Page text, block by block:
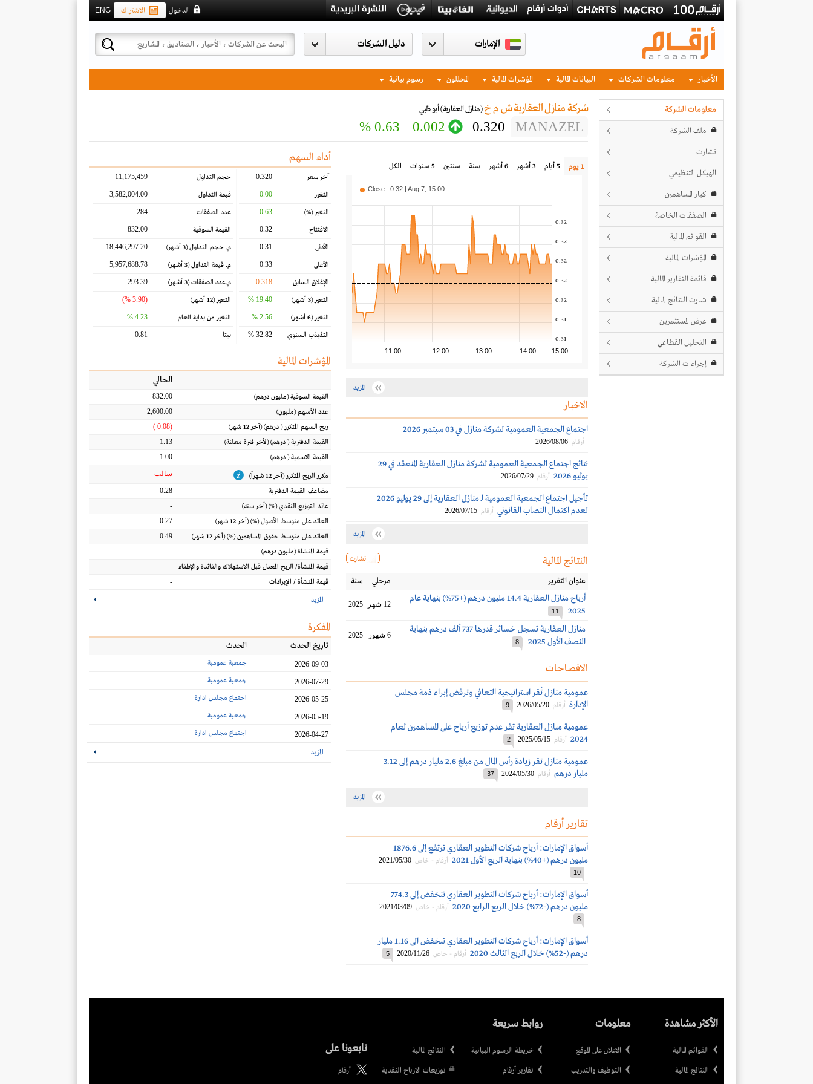
ENG الاشتراك الدخول
الإمارات
الأخبار معلومات الشركات البيانات المالية المؤشرات المالية المحللون رسوم بيانية
معلومات الشركة
ملف الشركة
تشارت
الهيكل التنظيمي
كبار المساهمين
الصفقات الخاصة
القوائم المالية
المؤشرات المالية
قائمة التقارير المالية
شارت النتائج المالية
عرض المستثمرين
التحليل القطاعي
إجراءات الشركة
شركة منازل العقارية ش م خ(منازل العقارية)أبو ظبي
MANAZEL
0.320
0.002
0.63 %
1 يوم 5 أيام 3 أشهر 6 أشهر سنة سنتين 5 سنوات الكل
11:00 12:00 13:00 14:00 15:00
0.31
0.31
0.32
0.32
0.32
0.32
0.32
Close : 0.32 | Aug 7, 15:00
المزيد
الاخبار
اجتماع الجمعية العمومية لشركة منازل في 03 سبتمبر 2026
أرقام 2026/08/06
نتائج اجتماع الجمعية العمومية لشركة منازل العقارية المنعقد في 29
يوليو 2026
أرقام 2026/07/29
تأجيل اجتماع الجمعية العمومية لـ منازل العقارية إلى 29 يوليو 2026
لعدم اكتمال النصاب القانوني أرقام 2026/07/15
المزيد
تشارت النتائج المالية
عنوان التقرير مرحلي سنة
أرباح منازل العقارية 14.4 مليون درهم (+75%) بنهاية عام
2025
11
12 شهر 2025
منازل العقارية تسجل خسائر قدرها 737 ألف درهم بنهاية
النصف الأول 2025
8
6 شهور 2025
الافصاحات
عمومية منازل تُقر استراتيجية التعافي وترفض إبراء ذمة مجلس
الإدارة أرقام 2026/05/20
9
عمومية منازل العقارية تقر عدم توزيع أرباح على المساهمين لعام
2024 أرقام 2025/05/15
2
عمومية منازل تقر زيادة رأس المال من مبلغ 2.6 مليار درهم إلى 3.12
مليار درهم أرقام 2024/05/30
37
المزيد
تقارير أرقام
أسواق الإمارات: أرباح شركات التطوير العقاري ترتفع إلى 1876.6
مليون درهم (+40%) بنهاية الربع الأول 2021
أرقام - خاص 2021/05/30
10
أسواق الإمارات: أرباح شركات التطوير العقاري تنخفض إلى 774.3
مليون درهم (-72%) خلال الربع الرابع 2020
أرقام - خاص 2021/03/09
8
أسواق الإمارات: أرباح شركات التطوير العقاري تنخفض الى 1.16 مليار
درهم (-52%) خلال الربع الثالث 2020
أرقام - خاص 2020/11/26
5
أداء السهم
آخر سعر 0.320
التغير 0.00
التغير(%)
0.63
الافتتاح 0.32
الأدنى 0.31
الأعلى 0.33
الإغلاق السابق 0.318
التغير(3 أشهر) 19.40 %
التغير(6 أشهر) 2.56 %
التذبذب السنوي 32.82 %
حجم التداول 11,175,459
قيمة التداول 3,582,004.00
عدد الصفقات 284
القيمة السوقية 832.00
م. حجم التداول(3 أشهر) 18,446,297.20
م. قيمة التداول(3 أشهر) 5,957,688.78
م.عدد الصفقات(3 أشهر) 293.39
التغير(12 أشهر) (3.90 %)
التغير من بداية العام 4.23 %
بيتا 0.81
المؤشرات المالية
الحالي
القيمة السوقية(مليون درهم)
832.00
عدد الأسهم(مليون)
2,600.00
ربح السهم المتكرر( درهم) (آخر 12 شهر)
(0.08 )
القيمة الدفترية( درهم) (لأخر فترة معلنة)
1.13
القيمة الاسمية( درهم)
1.00
مكرر الربح المتكرر (آخر 12 شهراً) سالب
مضاعف القيمة الدفترية
0.28
عائد التوزيع النقدي(%) (أخر سنه)
-
العائد على متوسط الأصول(%) (أخر 12 شهر)
0.27
العائد على متوسط حقوق المساهمين(%) (أخر 12 شهر)
0.49
قيمة المنشاة(مليون درهم)
-
قيمة المنشأة/ الربح المعدل قبل الاستهلاك والفائدة والإطفاء
-
قيمة المنشأة / الإيرادات
-
المزيد
المفكرة
تاريخ الحدث الحدث
2026-09-03 جمعية عمومية
2026-07-29 جمعية عمومية
2026-05-25 اجتماع مجلس ادارة
2026-05-19 جمعية عمومية
2026-04-27 اجتماع مجلس ادارة
المزيد
الأكثر مشاهدة
القوائم المالية
النتائج المالية
معلومات
الاعلان على الموقع
التوظيف والتدريب
روابط سريعة
خريطة الرسوم البيانية
تقارير أرقام
النتائج المالية
توزيعات الارباح النقدية
تابعونا على
أرقام